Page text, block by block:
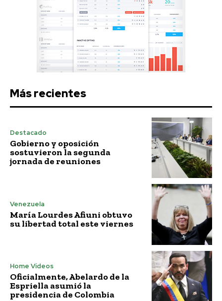
Más recientes
Destacado
Gobierno y oposición
sostuvieron la segunda
jornada de reuniones
Venezuela
María Lourdes Afiuni obtuvo
su libertad total este viernes
Home Vídeos
Oficialmente, Abelardo de la
Espriella asumió la
presidencia de Colombia